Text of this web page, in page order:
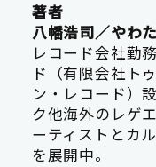
著者
八幡浩司／やわ
レコード会社勤
ド（有限会社ト
ン・レコード）
ク他海外のレゲ
ーティストとカ
を展開中。